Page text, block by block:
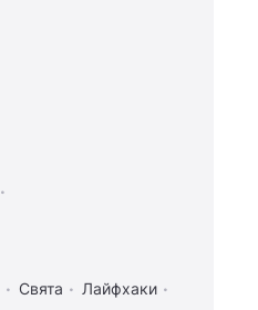
Свята
Лайфхаки